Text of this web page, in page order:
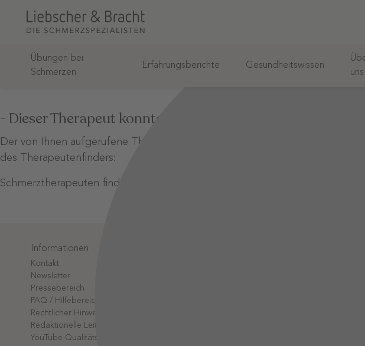
Übungen bei
Schmerzen
Erfahrungsberichte Gesundheitswissen
uns
- Dieser Therapeut konnte nicht gefunden werden.
Der von Ihnen aufgerufene Therapeut wurde unter dieser URL nicht
des Therapeutenfinders:
Schmerztherapeuten finden
Informationen
Kontakt
Newsletter
Pressebereich
FAQ / Hilfebereich
Rechtlicher Hinweis
Redaktionelle Leitlinien
YouTube Qualitätsprozess